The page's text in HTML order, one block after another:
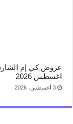
اغسطس 2026
3 أغسطس، 2026